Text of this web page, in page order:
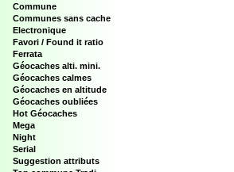
Commune
Communes sans cache
Electronique
Favori / Found it ratio
Ferrata
Géocaches alti. mini.
Géocaches calmes
Géocaches en altitude
Géocaches oubliées
Hot Géocaches
Mega
Night
Serial
Suggestion attributs